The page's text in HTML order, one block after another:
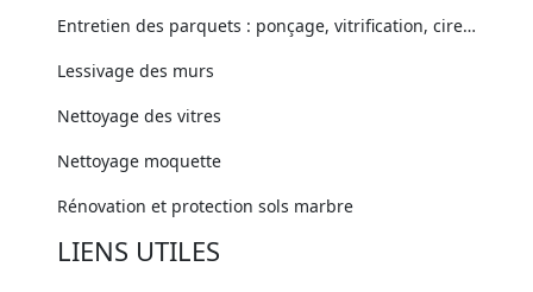
Entretien des parquets : ponçage, vitrification, cire…
Lessivage des murs
Nettoyage des vitres
Nettoyage moquette
Rénovation et protection sols marbre
LIENS UTILES